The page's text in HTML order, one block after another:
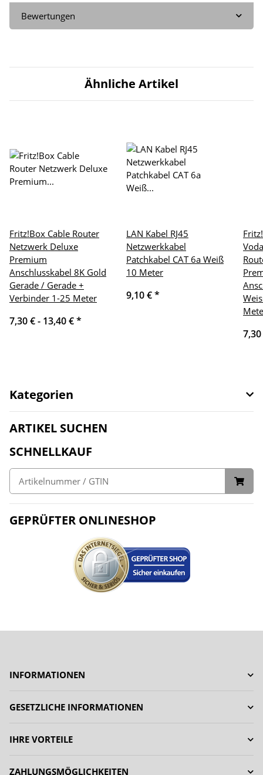
Bewertungen
Ähnliche Artikel
Fritz!Box Cable Router
Netzwerk Deluxe
Premium
Anschlusskabel 8K Gold
Gerade / Gerade +
Verbinder 1-25 Meter
7,30 € - 13,40 €*
LAN Kabel RJ45
Netzwerkkabel
Patchkabel CAT 6a Weiß
10 Meter
9,10 €*
Kategorien
ARTIKEL SUCHEN
SCHNELLKAUF
GEPRÜFTER ONLINESHOP
INFORMATIONEN
GESETZLICHE INFORMATIONEN
IHRE VORTEILE
ZAHLUNGSMÖGLICHKEITEN